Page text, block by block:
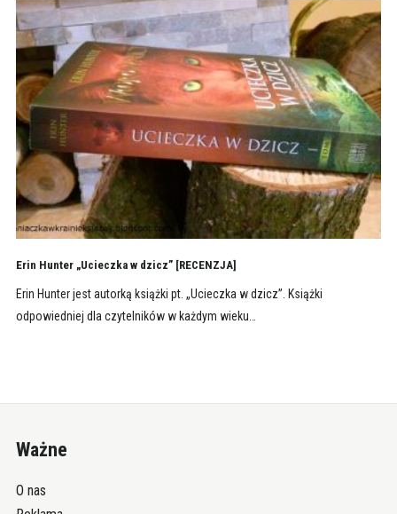
Erin Hunter „Ucieczka w dzicz” [RECENZJA]
Erin Hunter jest autorką książki pt. „Ucieczka w dzicz”. Książki
odpowiedniej dla czytelników w każdym wieku…
Ważne
O nas